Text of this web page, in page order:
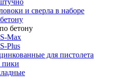
и сверла в наборе
бетону
Max
Plus
для пистолета
пики